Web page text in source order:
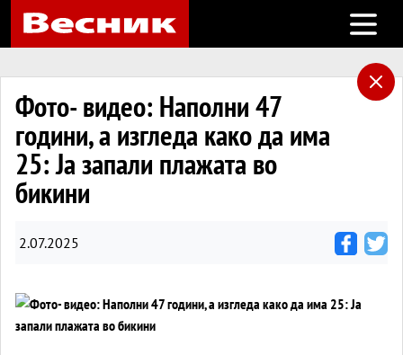
Open
Фото- видео: Наполни 47
години, а изгледа како да има
25: Ја запали плажата во
бикини
2.07.2025